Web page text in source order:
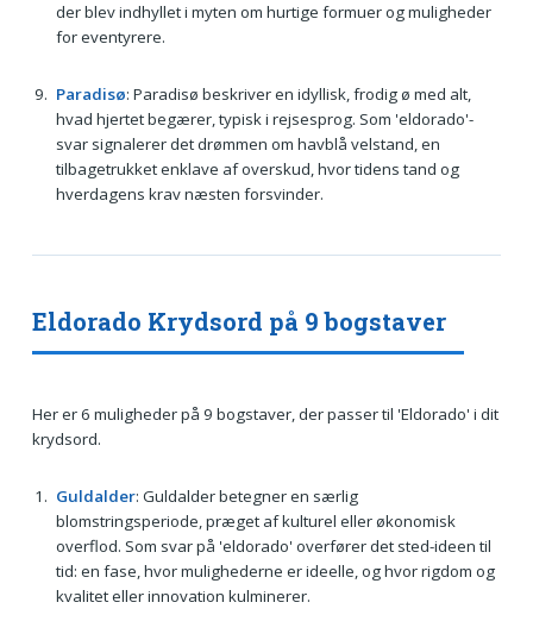
der blev indhyllet i myten om hurtige formuer og muligheder
for eventyrere.
Paradisø: Paradisø beskriver en idyllisk, frodig ø med alt,
hvad hjertet begærer, typisk i rejsesprog. Som 'eldorado'-
svar signalerer det drømmen om havblå velstand, en
tilbagetrukket enklave af overskud, hvor tidens tand og
hverdagens krav næsten forsvinder.
Eldorado Krydsord på 9 bogstaver
Her er 6 muligheder på 9 bogstaver, der passer til 'Eldorado' i dit
krydsord.
Guldalder: Guldalder betegner en særlig
blomstringsperiode, præget af kulturel eller økonomisk
overflod. Som svar på 'eldorado' overfører det sted-ideen til
tid: en fase, hvor mulighederne er ideelle, og hvor rigdom og
kvalitet eller innovation kulminerer.